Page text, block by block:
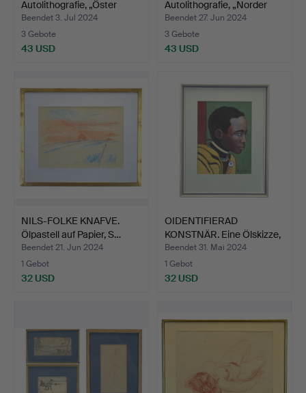
Autolithografie, „Öster
Port…
Beendet 3. Jul 2024
3 Gebote
43 USD
Autolithografie, „Norder
Por…
Beendet 27. Jun 2024
3 Gebote
43 USD
NILS-FOLKE KNAFVE.
Ölpastell auf Papier, S…
Beendet 21. Jun 2024
1 Gebot
32 USD
OIDENTIFIERAD
KONSTNÄR. Eine Ölskizze,
Man…
Beendet 31. Mai 2024
1 Gebot
32 USD